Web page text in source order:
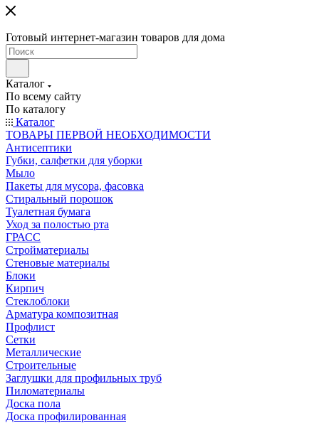
Готовый интернет-магазин товаров для дома
Каталог
По всему сайту
По каталогу
Каталог
ТОВАРЫ ПЕРВОЙ НЕОБХОДИМОСТИ
Антисептики
Губки, салфетки для уборки
Мыло
Пакеты для мусора, фасовка
Стиральный порошок
Туалетная бумага
Уход за полостью рта
ГРАСС
Стройматериалы
Стеновые материалы
Блоки
Кирпич
Стеклоблоки
Арматура композитная
Профлист
Сетки
Металлические
Строительные
Заглушки для профильных труб
Пиломатериалы
Доска пола
Доска профилированная